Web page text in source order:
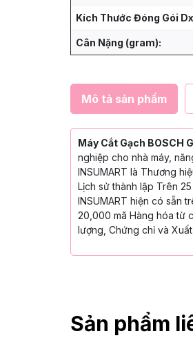
Kích Thước Đóng Gói
Cân Nặng (gram):
Mô tả sản phẩm
Máy Cắt Gạch BOSCH
nghiệp cho nhà máy,
INSUMART là Thương
Lịch sử thành lập Trên 25
INSUMART hiện có sẵn
20,000 mã Hàng hóa từ
lượng, Chứng chỉ và
Sản phẩm